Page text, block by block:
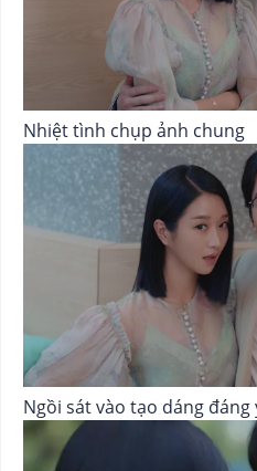
Nhiệt tình chụp ảnh chung
Ngồi sát vào tạo dáng đáng